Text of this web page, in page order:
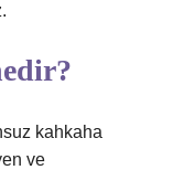
kahkaha
ve